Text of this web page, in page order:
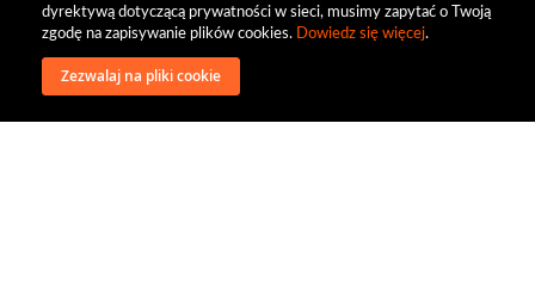
dyrektywą dotyczącą prywatności w sieci, musimy zapytać o Twoją
zgodę na zapisywanie plików cookies. Dowiedz się więcej.
Zezwalaj na pliki cookie